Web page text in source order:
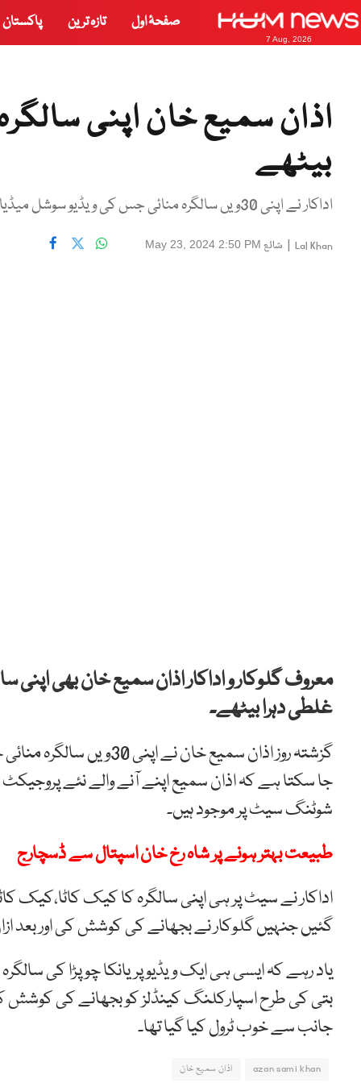
7 Aug, 2026
صفحۂ اول تازہ ترین پاکستان
اذان سمیع خان اپنی
بیٹھے
اداکار نے اپنی 30ویں سالگرہ منائی جس کی ویڈیو سوشل میڈیا پر وائرل ہو گئی
Lal Khan
| شائع May 23, 2024 2:50 PM
معروف گلوکار و اداکار اذان سمیع خان بھی اپنی
غلطی دہرا بیٹھے۔
گزشتہ روز اذان سمیع خان
جا سکتا ہے کہ اذان سمیع اپنے آنے والے نئے پروجیکٹ
شوٹنگ سیٹ پر موجود ہیں۔
طبیعت بہتر ہونے پر شاہ رخ خان اسپتال سے ڈسچارج
اداکار نے سیٹ پر ہی اپنی سالگرہ کا کیک کاٹا،کیک
گئیں جنہیں گلوکار نے بجھانے کی کوشش کی اور بعد
یاد رہے کہ ایسی ہی ایک ویڈیو پریانکا چوپڑا کی
بتی کی طرح اسپارکلنگ کینڈلز کو بجھانے کی کوشش
جانب سے خوب ٹرول کیا گیا تھا۔
azan sami khan اذان سمیع خان